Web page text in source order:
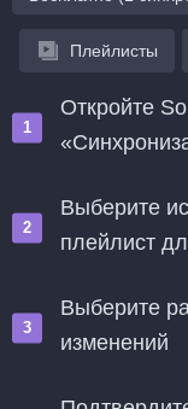
Плейлисты
Откройте
Выберите
плейлист
Выберите
изменений